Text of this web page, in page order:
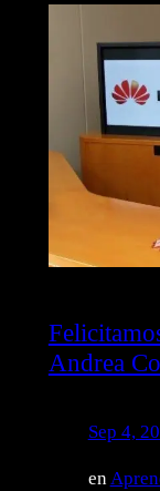
Andrea
Sep 4,
en